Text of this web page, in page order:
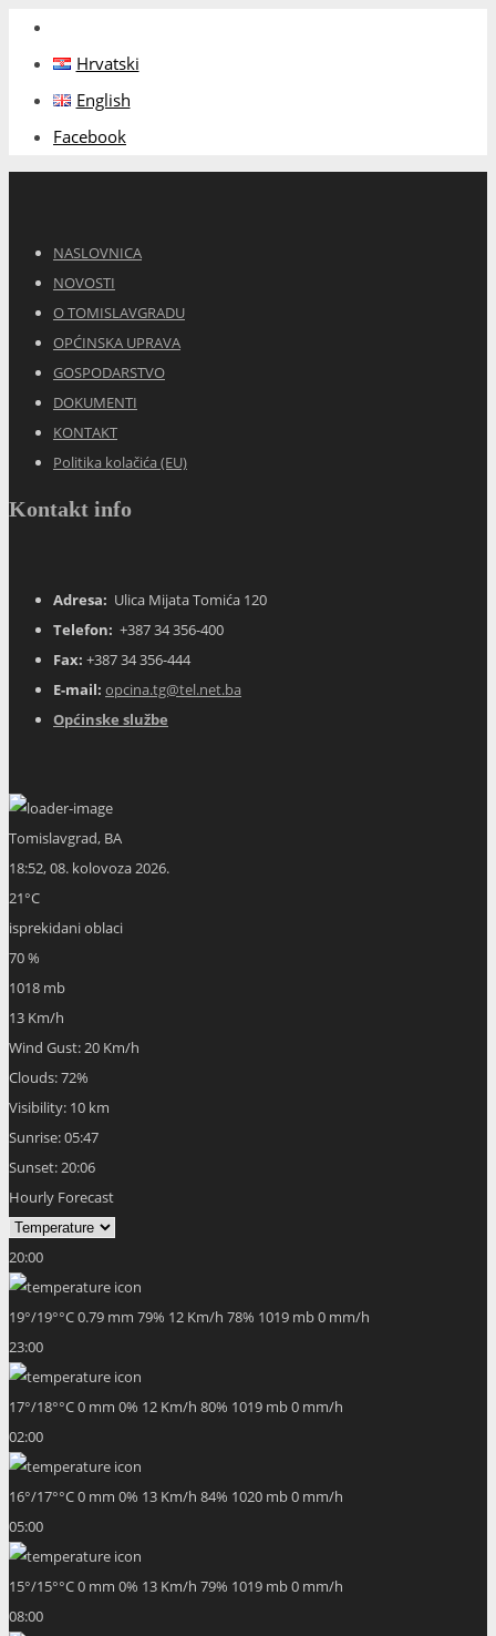
Hrvatski
English
Facebook
NASLOVNICA
NOVOSTI
O TOMISLAVGRADU
OPĆINSKA UPRAVA
GOSPODARSTVO
DOKUMENTI
KONTAKT
Politika kolačića (EU)
Kontakt info
Adresa: Ulica Mijata Tomića 120
Telefon: +387 34 356-400
Fax: +387 34 356-444
E-mail: opcina.tg@tel.net.ba
Općinske službe
Tomislavgrad, BA
18:52,08. kolovoza 2026.
21°C
isprekidani oblaci
70 %
1018 mb
13 Km/h
Wind Gust:20 Km/h
Clouds:72%
Visibility: 10 km
Sunrise:05:47
Sunset:20:06
Hourly Forecast
20:00
19°/19°°C0.79 mm 79% 12 Km/h 78% 1019 mb0 mm/h
23:00
17°/18°°C0 mm 0% 12 Km/h 80% 1019 mb0 mm/h
02:00
16°/17°°C0 mm 0% 13 Km/h 84% 1020 mb0 mm/h
05:00
15°/15°°C0 mm 0% 13 Km/h 79% 1019 mb0 mm/h
08:00